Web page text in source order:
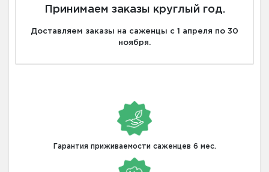
Принимаем заказы круглый год.
Доставляем заказы на саженцы с 1 апреля по 30
ноября.
Гарантия приживаемости саженцев 6 мес.